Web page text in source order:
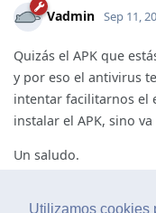
Utilizamos cookies
Vadmin Sep 11,
Quizás el APK que
y por eso el antivirus
intentar facilitarnos el
instalar el APK, sino
Un saludo.